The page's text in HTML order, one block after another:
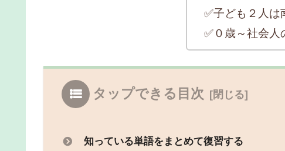
✅子ども２人は
✅０歳～社会人
タップできる目次
知っている単語をまとめて復習する